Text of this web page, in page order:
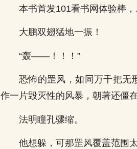
本书首发101看书网体验棒
大鹏双翅猛地一振！
“轰——！！！”
恐怖的罡风，如同万千把无
作一片毁灭性的风暴，朝著还僵
法明瞳孔骤缩。
他想躲，可那罡风覆盖范围